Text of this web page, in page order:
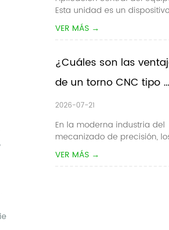
colaborativo
Esta unidad es un
auxiliar de carga / descarga
automático dedicado para
Automatiza completamente
recogida, carga, descarga y
conmutación de piezas de
VER MÁS →
¿Cuáles son las
de un torno CNC tipo
pandilla?
2026-07-21
En la moderna industria del
mecanizado de precisión,
fabricantes buscan
constantemente tiempos de
VER MÁS →